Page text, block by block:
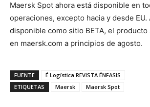
Maersk Spot ahora está disponible en
operaciones, excepto hacia y desde EU.
disponible como sitio BETA, el
en maersk.com a principios de agosto.
FUENTE
É Logística REVISTA ÉNFASIS
ETIQUETAS
Maersk Maersk Spot